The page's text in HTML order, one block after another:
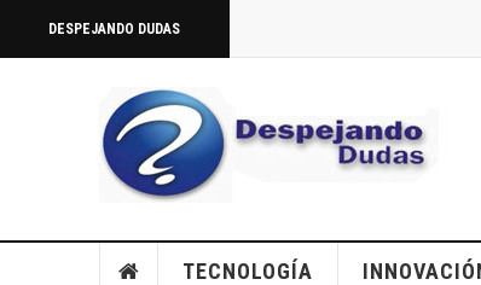
DESPEJANDO DUDAS
TECNOLOGÍA